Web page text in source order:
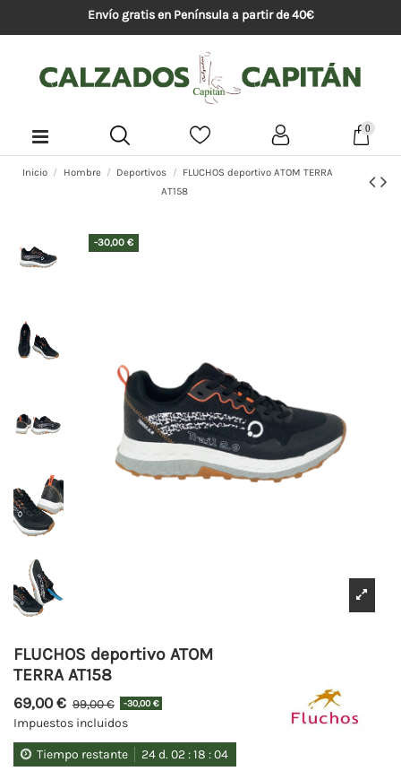
Envío gratis en Península a partir de 40€
0
Inicio Hombre Deportivos
FLUCHOS deportivo ATOM TERRA
AT158
-30,00 €
FLUCHOS deportivo ATOM
TERRA AT158
69,00 € 99,00 € -30,00 €
Impuestos incluidos
Tiempo restante 24d. 02 :18 :04